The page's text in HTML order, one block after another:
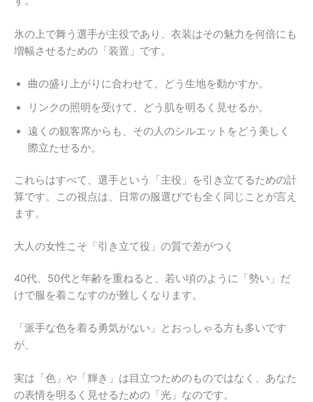
氷の上で舞う選手が主役であり、衣装はその魅力を何倍にも
増幅させるための「装置」です。
曲の盛り上がりに合わせて、どう生地を動かすか。
リンクの照明を受けて、どう肌を明るく見せるか。
遠くの観客席からも、その人のシルエットをどう美しく
際立たせるか。
これらはすべて、選手という「主役」を引き立てるための計
算です。この視点は、日常の服選びでも全く同じことが言え
ます。
大人の女性こそ「引き立て役」の質で差がつく
40代、50代と年齢を重ねると、若い頃のように「勢い」だ
けで服を着こなすのが難しくなります。
「派手な色を着る勇気がない」とおっしゃる方も多いです
が、
実は「色」や「輝き」は目立つためのものではなく、あなた
の表情を明るく見せるための「光」なのです。